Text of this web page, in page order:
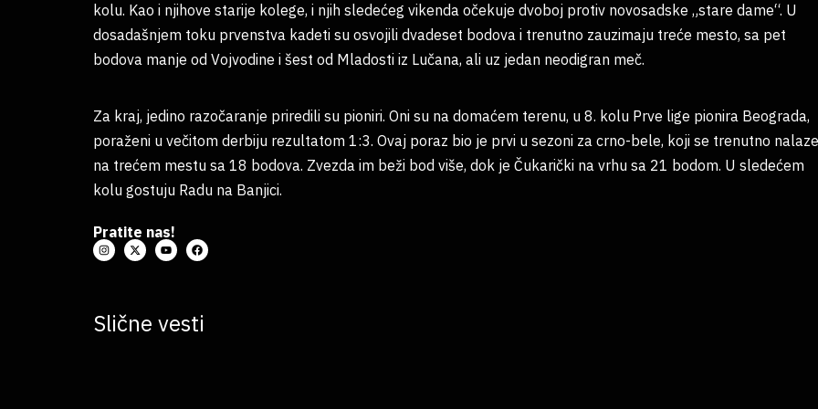
kolu. Kao i njihove starije kolege, i njih sledećeg vikenda očekuje dvoboj protiv novosadske „stare dame“. U
dosadašnjem toku prvenstva kadeti su osvojili dvadeset bodova i trenutno zauzimaju treće mesto, sa pet
bodova manje od Vojvodine i šest od Mladosti iz Lučana, ali uz jedan neodigran meč.
Za kraj, jedino razočaranje priredili su pioniri. Oni su na domaćem terenu, u 8. kolu Prve lige pionira Beograda,
poraženi u večitom derbiju rezultatom 1:3. Ovaj poraz bio je prvi u sezoni za crno-bele, koji se trenutno nalaze
na trećem mestu sa 18 bodova. Zvezda im beži bod više, dok je Čukarički na vrhu sa 21 bodom. U sledećem
kolu gostuju Radu na Banjici.
Pratite nas!
Slične vesti